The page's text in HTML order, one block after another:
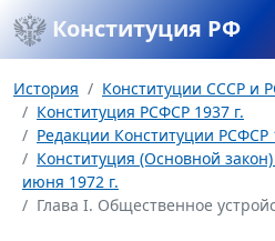
Конституция РФ
История
Конституции СССР и
Конституция РСФСР 1937 г.
Редакции Конституции РСФСР
Конституция (Основной
июня 1972 г.
Глава I. Общественное